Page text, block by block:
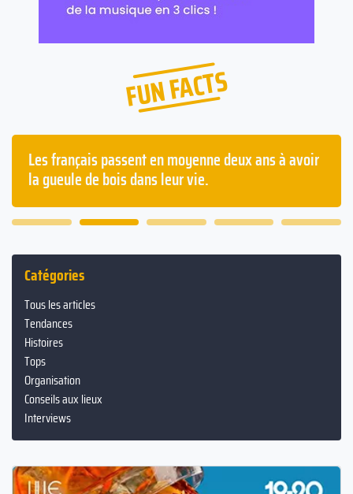
FUN FACTS
Les français passent en moyenne deux ans à avoir
la gueule de bois dans leur vie.
Catégories
Tous les articles
Tendances
Histoires
Tops
Organisation
Conseils aux lieux
Interviews